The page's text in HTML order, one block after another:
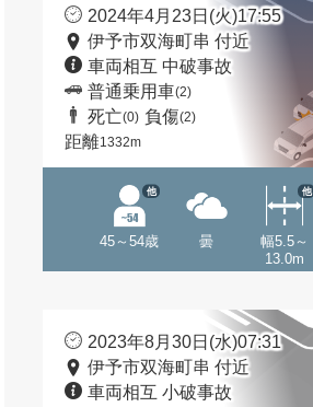
2024年4月23日(火)17:55
伊予市双海町串 付近
車両相互 中破事故
普通乗用車(2)
死亡(0) 負傷(2)
距離1332m
45～54歳
他
曇
幅5.5～
13.0m
他
2023年8月30日(水)07:31
伊予市双海町串 付近
車両相互 小破事故